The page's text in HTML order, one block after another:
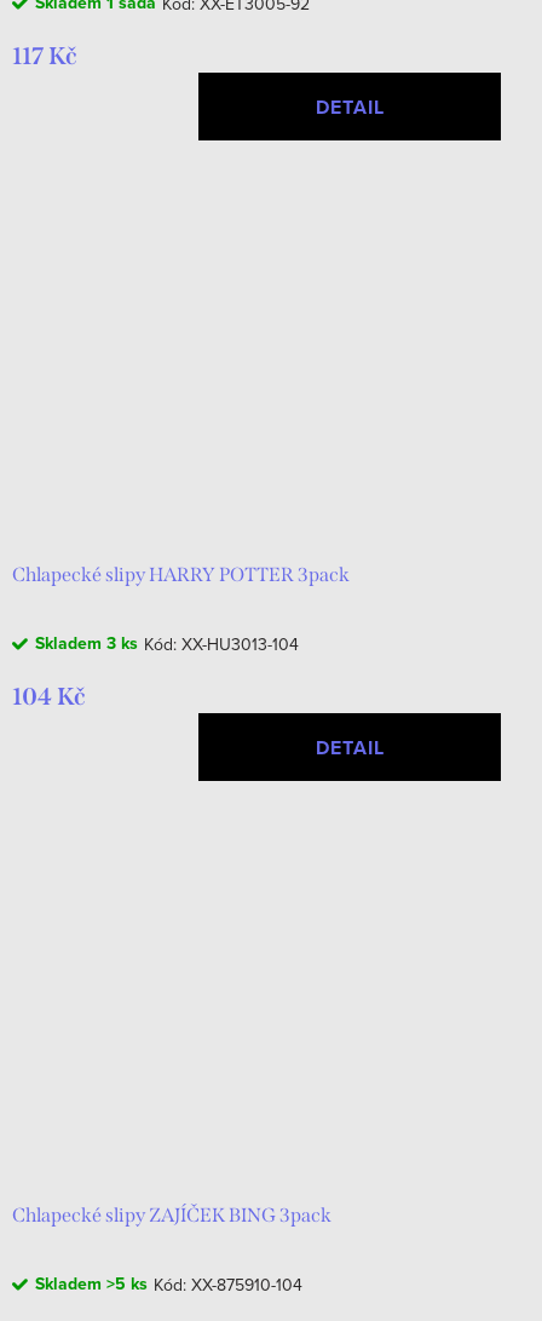
117 Kč
DETAIL
Chlapecké slipy HARRY POTTER 3pack
Skladem 3 ks Kód: XX-HU3013-104
104 Kč
DETAIL
Chlapecké slipy ZAJÍČEK BING 3pack
Skladem >5 ks Kód: XX-875910-104